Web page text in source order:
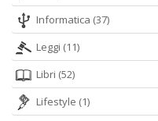
Informatica (37)
Leggi (11)
Libri (52)
Lifestyle (1)